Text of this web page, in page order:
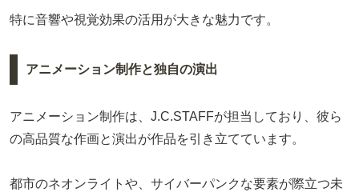
特に音響や視覚効果の活用が大きな魅力です。
アニメーション制作と独自の演出
アニメーション制作は、J.C.STAFFが担当しており、彼ら
の高品質な作画と演出が作品を引き立てています。
都市のネオンライトや、サイバーパンクな要素が際立つ未